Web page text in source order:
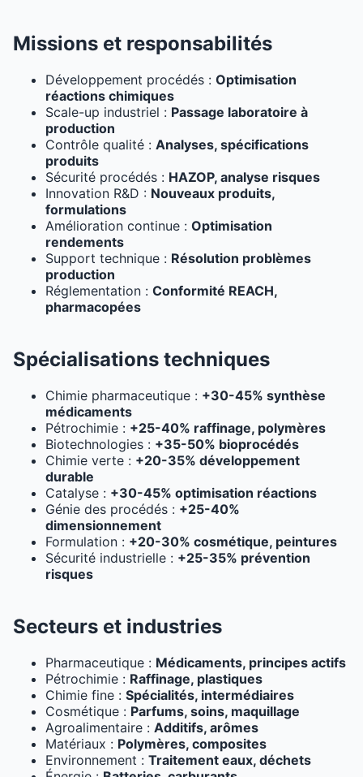
Missions et responsabilités
Développement procédés : Optimisation
réactions chimiques
Scale-up industriel : Passage laboratoire à
production
Contrôle qualité : Analyses, spécifications
produits
Sécurité procédés : HAZOP, analyse risques
Innovation R&D : Nouveaux produits,
formulations
Amélioration continue : Optimisation
rendements
Support technique : Résolution problèmes
production
Réglementation : Conformité REACH,
pharmacopées
Spécialisations techniques
Chimie pharmaceutique : +30-45% synthèse
médicaments
Pétrochimie : +25-40% raffinage, polymères
Biotechnologies : +35-50% bioprocédés
Chimie verte : +20-35% développement
durable
Catalyse : +30-45% optimisation réactions
Génie des procédés : +25-40%
dimensionnement
Formulation : +20-30% cosmétique, peintures
Sécurité industrielle : +25-35% prévention
risques
Secteurs et industries
Pharmaceutique : Médicaments, principes actifs
Pétrochimie : Raffinage, plastiques
Chimie fine : Spécialités, intermédiaires
Cosmétique : Parfums, soins, maquillage
Agroalimentaire : Additifs, arômes
Matériaux : Polymères, composites
Environnement : Traitement eaux, déchets